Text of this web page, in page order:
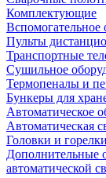
Комплектующие
Вспомогательное
Пульты
Транспортные
Сушильное
Термопеналы и
Бункеры для
Автоматическое
Автоматическая
Головки и
Дополнительные
автоматической